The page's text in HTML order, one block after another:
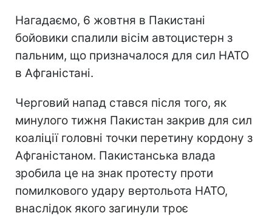
Нагадаємо, 6 жовтня в Пакистані
бойовики спалили вісім автоцистерн з
пальним, що призначалося для сил НАТО
в Афганістані.
Черговий напад стався після того, як
минулого тижня Пакистан закрив для сил
коаліції головні точки перетину кордону з
Афганістаном. Пакистанська влада
зробила це на знак протесту проти
помилкового удару вертольота НАТО,
внаслідок якого загинули троє